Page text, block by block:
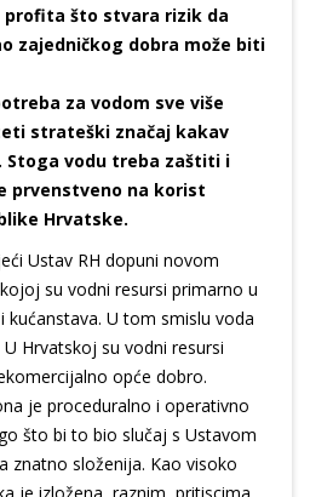
što stvara rizik da
zajedničkog dobra može biti
za vodom sve više
strateški značaj kakav
Stoga vodu treba zaštiti i
prvenstveno na korist
Hrvatske.
Ustav RH dopuni novom
su vodni resursi primarno u
kućanstava. U tom smislu voda
Hrvatskoj su vodni resursi
opće dobro.
je proceduralno i operativno
što bi to bio slučaj s Ustavom
znatno složenija. Kao visoko